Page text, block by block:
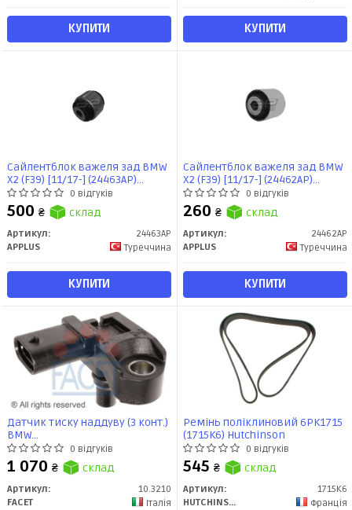
КУПИТИ КУПИТИ
Сайлентблок важеля зад BMW
X2 (F39) [11/17-] (24463AP)
APPLUS
0 відгуків
500 ₴ склад
Артикул:
24463AP
APPLUS
Туреччина
КУПИТИ
Сайлентблок важеля зад BMW
X2 (F39) [11/17-] (24462AP)
APPLUS
0 відгуків
260 ₴ склад
Артикул:
24462AP
APPLUS
Туреччина
КУПИТИ
Датчик тиску наддуву (3 конт.)
BMW
1(E87/F20)/3(E90/F30)/5(F10)/X3(E83)
1.5-3.0D 06- (10.3210) Facet
0 відгуків
1 070 ₴ склад
Артикул:
10.3210
FACET
Італія
Ремінь поліклиновий 6PK1715
(1715K6) Hutchinson
0 відгуків
545 ₴ склад
Артикул:
1715K6
HUTCHINSON
Франція